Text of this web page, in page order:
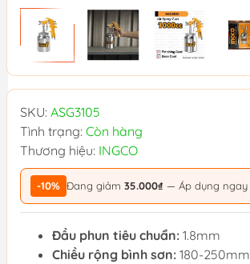
SKU: ASG3105
Tình trạng: Còn hàng
Thương hiệu: INGCO
-10% Đang giảm 35.000₫ — Áp dụng ngay
Đầu phun tiêu chuẩn: 1.8mm
Chiều rộng bình sơn: 180-250mm